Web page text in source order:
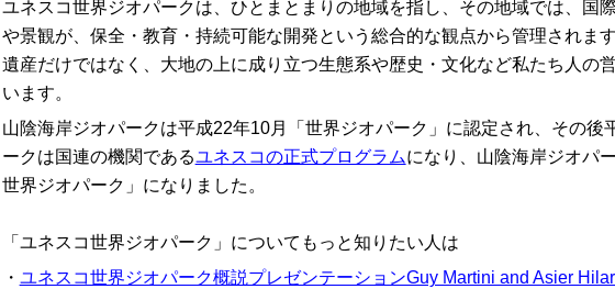
ユネスコ世界ジオパークは、ひとまとまりの地域を指し、その地域では、国
や景観が、保全・教育・持続可能な開発という総合的な観点から管理されま
遺産だけではなく、大地の上に成り立つ生態系や歴史・文化など私たち人の
います。
山陰海岸ジオパークは平成22年10月「世界ジオパーク」に認定され、その後
ークは国連の機関であるユネスコの正式プログラムになり、山陰海岸ジオパ
世界ジオパーク」になりました。
「ユネスコ世界ジオパーク」についてもっと知りたい人は
・ ユネスコ世界ジオパーク概説プレゼンテーションGuy Martini and Asier